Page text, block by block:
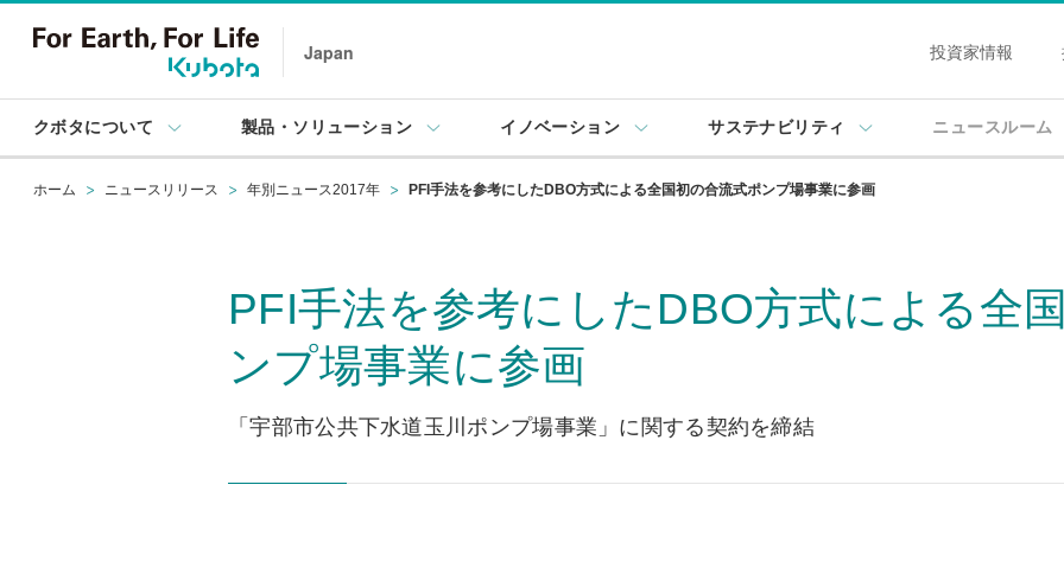
Japan 投資家情報
クボタについて 製品・ソリューション イノベーション サステナビリティ ニュースルーム
ホーム ニュースリリース 年別ニュース2017年 PFI手法を参考にしたDBO方式による全国初の合流式ポンプ場事業に参画
PFI手法を参考にしたDBO方式による全
ンプ場事業に参画
「宇部市公共下水道玉川ポンプ場事業」に関する契約を締結